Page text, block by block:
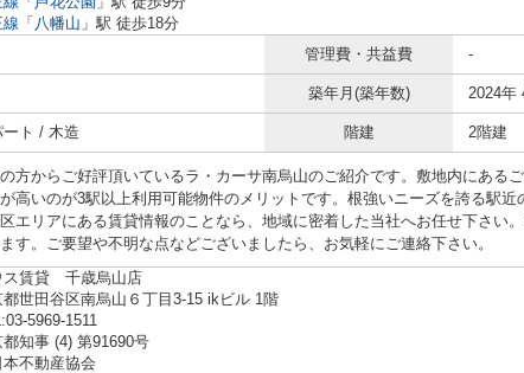
線 「 八幡山 」駅 徒歩18分
管理費・共益費 -
築年月(築年数) 2024年
ート / 木造 階建 2階建
方からご好評頂いているラ・カーサ南烏山のご紹介です。敷地内にある
高いのが3駅以上利用可能物件のメリットです。根強いニーズを誇る駅
エリアにある賃貸情報のことなら、地域に密着した当社へお任せ下さい
す。ご要望や不明な点などございましたら、お気軽にご連絡下さい。
ス賃貸 千歳烏山店
都世田谷区南烏山６丁目3-15 ikビル 1階
5969-1511
都知事 (4) 第91690号
本不動産協会